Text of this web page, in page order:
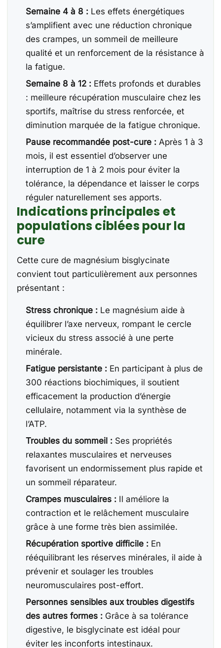
Semaine 4 à 8 : Les effets énergétiques
s’amplifient avec une réduction chronique
des crampes, un sommeil de meilleure
qualité et un renforcement de la résistance à
la fatigue.
Semaine 8 à 12 : Effets profonds et durables
: meilleure récupération musculaire chez les
sportifs, maîtrise du stress renforcée, et
diminution marquée de la fatigue chronique.
Pause recommandée post-cure : Après 1 à 3
mois, il est essentiel d’observer une
interruption de 1 à 2 mois pour éviter la
tolérance, la dépendance et laisser le corps
réguler naturellement ses apports.
Indications principales et
populations ciblées pour la
cure
Cette cure de magnésium bisglycinate
convient tout particulièrement aux personnes
présentant :
Stress chronique : Le magnésium aide à
équilibrer l’axe nerveux, rompant le cercle
vicieux du stress associé à une perte
minérale.
Fatigue persistante : En participant à plus de
300 réactions biochimiques, il soutient
efficacement la production d’énergie
cellulaire, notamment via la synthèse de
l’ATP.
Troubles du sommeil : Ses propriétés
relaxantes musculaires et nerveuses
favorisent un endormissement plus rapide et
un sommeil réparateur.
Crampes musculaires : Il améliore la
contraction et le relâchement musculaire
grâce à une forme très bien assimilée.
Récupération sportive difficile : En
rééquilibrant les réserves minérales, il aide à
prévenir et soulager les troubles
neuromusculaires post-effort.
Personnes sensibles aux troubles digestifs
des autres formes : Grâce à sa tolérance
digestive, le bisglycinate est idéal pour
éviter les inconforts intestinaux.